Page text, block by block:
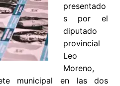
presentado
s por el
diputado
provincial
Leo
Moreno,
municipal en las dos